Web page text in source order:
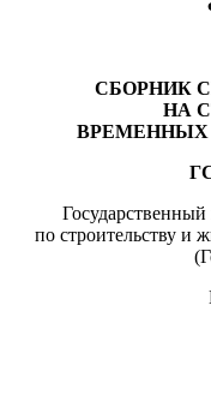
СБОРНИК
НА
ВРЕМЕННЫХ
по строительству и